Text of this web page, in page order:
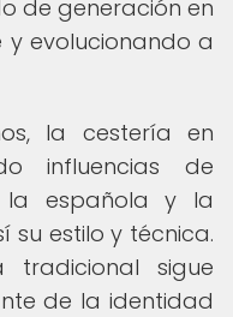
de generación en
evolucionando a
la cestería en
influencias de
la española y la
su estilo y técnica.
sigue
de la identidad